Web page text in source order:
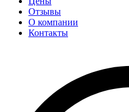
Отзывы
О компании
Контакты